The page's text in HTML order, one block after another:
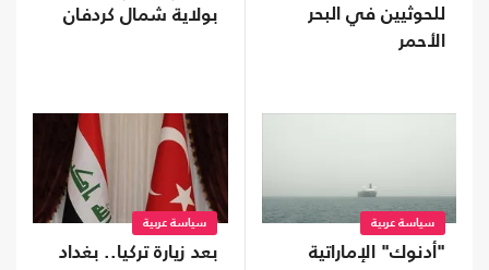
للحوثيين في البحر
الأحمر
بولاية شمال كردفان
سياسة عربية
"أدنوك" الإماراتية
سياسة عربية
بعد زيارة تركيا.. بغداد